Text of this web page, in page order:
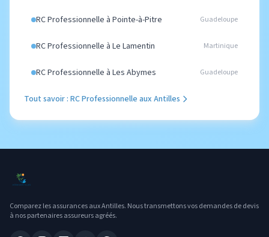
RC Professionnelle à Pointe-à-Pitre Guadeloupe
RC Professionnelle à Le Lamentin Martinique
RC Professionnelle à Les Abymes Guadeloupe
Tout savoir : RC Professionnelle aux Antilles
Comparez les assurances aux Antilles. Nous transmettons vos demandes de devis
à nos partenaires assureurs agréés.